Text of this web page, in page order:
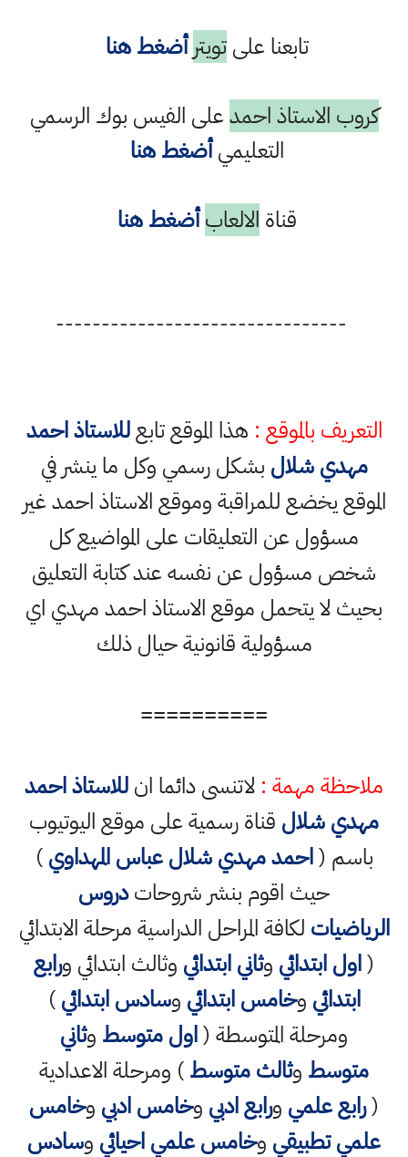
تابعنا علىتويتر أضغط هنا
كروب الاستاذ احمدعلى الفيس بوك الرسمي
التعليميأضغط هنا
قناة الالعاب أضغط هنا
--------------------------------
التعريف بالموقع : هذا الموقع تابعللاستاذ احمد
مهدي شلال بشكل رسمي وكل ما ينشر في
الموقع يخضع للمراقبة وموقع الاستاذ احمد غير
مسؤول عن التعليقات على المواضيع كل
شخص مسؤول عن نفسه عند كتابة التعليق
بحيث لا يتحمل موقع الاستاذ احمد مهدي اي
مسؤولية قانونية حيال ذلك
==========
ملاحظة مهمة : لاتنسى دائما انللاستاذ احمد
مهدي شلال قناة رسمية على موقع اليوتيوب
باسم (احمد مهدي شلال عباس المهداوي)
حيث اقوم بنشر شروحاتدروس
الرياضيات لكافة المراحل الدراسية مرحلة الابتدائي
(اول ابتدائي وثاني ابتدائي وثالث ابتدائي ورابع
ابتدائي وخامس ابتدائي وسادس ابتدائي)
ومرحلة المتوسطة (اول متوسط وثاني
متوسط وثالث متوسط) ومرحلة الاعدادية
(رابع علمي ورابع ادبي وخامس ادبي وخامس
علمي تطبيقي وخامس علمي احيائي وسادس